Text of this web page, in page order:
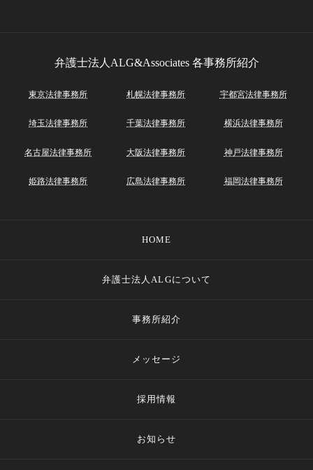
弁護士法人ALG&Associates 各事務所紹介
東京法律事務所 札幌法律事務所 宇都宮法律事務所
埼玉法律事務所 千葉法律事務所 横浜法律事務所
名古屋法律事務所 大阪法律事務所 神戸法律事務所
姫路法律事務所 広島法律事務所 福岡法律事務所
HOME
弁護士法人ALGについて
事務所紹介
メッセージ
採用情報
お知らせ